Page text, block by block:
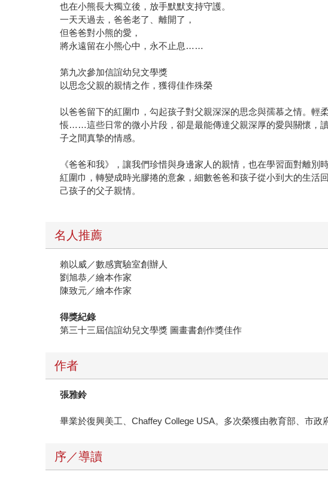
也在小熊長大獨立後，放手默默支持守護。
一天天過去，爸爸老了、離開了，
但爸爸對小熊的愛，
將永遠留在小熊心中，永不止息……
第九次參加信誼幼兒文學獎
以思念父親的親情之作，獲得佳作殊榮
以爸爸留下的紅圍巾，勾起孩子對父親深深的思念與孺慕之情。
悵……這些日常的微小片段，卻是最能傳達父親深厚的愛與關懷，
子之間真摯的情感。
《爸爸和我》，讓我們珍惜與身邊家人的親情，也在學習面對離
紅圍巾，轉變成時光膠捲的意象，細數爸爸和孩子從小到大的生活
己孩子的父子親情。
名人推薦
賴以威／數感實驗室創辦人
劉旭恭／繪本作家
陳致元／繪本作家
得獎紀錄
第三十三屆信誼幼兒文學獎 圖畫書創作獎佳作
作者
張雅鈴
畢業於復興美工、Chaffey College USA。多次榮獲由教育部、市
序／導讀